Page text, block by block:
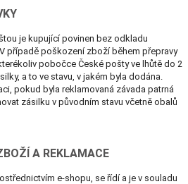
je kupující povinen bez odkladu
případě poškození zboží během přepravy
pobočce České pošty ve lhůtě do 2
a to ve stavu, v jakém byla dodána.
pokud byla reklamovaná závada patrná
zásilku v původním stavu včetně obalů
A REKLAMACE
e-shopu, se řídí a je v souladu